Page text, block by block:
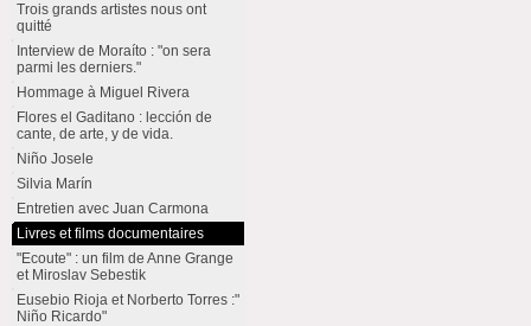
Trois grands artistes nous ont
quitté
Interview de Moraíto : "on sera
parmi les derniers."
Hommage à Miguel Rivera
Flores el Gaditano : lección de
cante, de arte, y de vida.
Niño Josele
Silvia Marín
Entretien avec Juan Carmona
Livres et films documentaires
"Ecoute" : un film de Anne Grange
et Miroslav Sebestik
Eusebio Rioja et Norberto Torres :"
Niño Ricardo"